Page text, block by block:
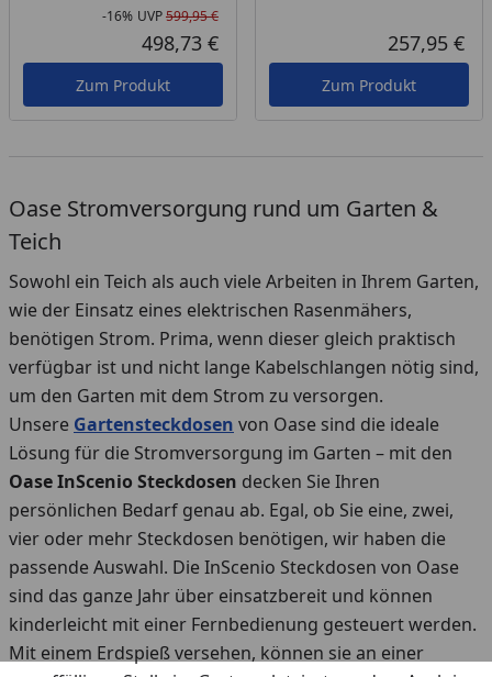
Rabatt in Prozent
-16%
Ursprünglicher Preis
UVP599,95 €
Aktueller Preis
498,73 €
Zum Produkt
257,95 €
Zum Produkt
Oase Stromversorgung rund um Garten &
Teich
Sowohl ein Teich als auch viele Arbeiten in Ihrem Garten,
wie der Einsatz eines elektrischen Rasenmähers,
benötigen Strom. Prima, wenn dieser gleich praktisch
verfügbar ist und nicht lange Kabelschlangen nötig sind,
um den Garten mit dem Strom zu versorgen.
Unsere Gartensteckdosen von Oase sind die ideale
Lösung für die Stromversorgung im Garten – mit den
Oase InScenio Steckdosen decken Sie Ihren
persönlichen Bedarf genau ab. Egal, ob Sie eine, zwei,
vier oder mehr Steckdosen benötigen, wir haben die
passende Auswahl. Die InScenio Steckdosen von Oase
sind das ganze Jahr über einsatzbereit und können
kinderleicht mit einer Fernbedienung gesteuert werden.
Mit einem Erdspieß versehen, können sie an einer